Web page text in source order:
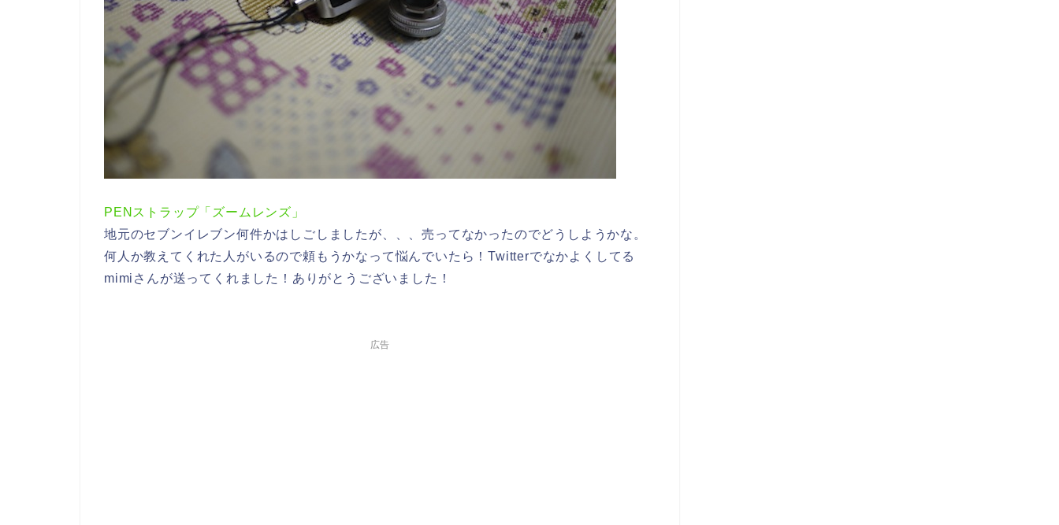
PENストラップ「ズームレンズ」
地元のセブンイレブン何件かはしごしましたが、、、売ってなかったのでどうしようかな。
何人か教えてくれた人がいるので頼もうかなって悩んでいたら！Twitterでなかよくしてる
mimiさんが送ってくれました！ありがとうございました！
広告